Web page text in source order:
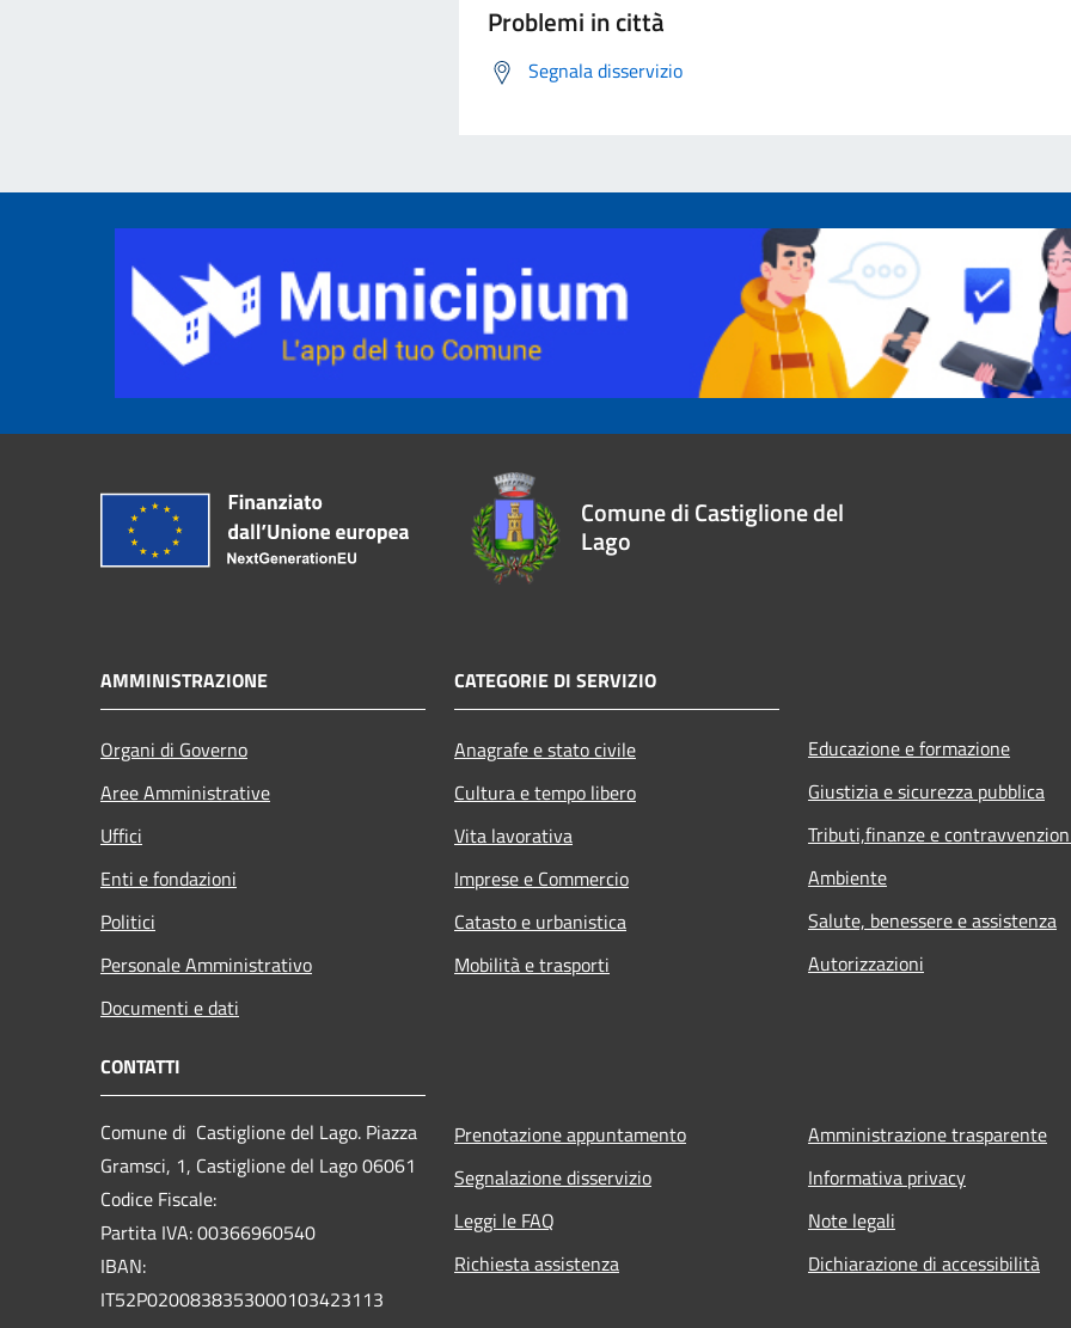
Problemi in città
Segnala disservizio
Comune di Castiglione del
Lago
AMMINISTRAZIONE
Organi di Governo
Aree Amministrative
Uffici
Enti e fondazioni
Politici
Personale Amministrativo
Documenti e dati
CATEGORIE DI SERVIZIO
Anagrafe e stato civile
Cultura e tempo libero
Vita lavorativa
Imprese e Commercio
Catasto e urbanistica
Mobilità e trasporti
Educazione e formazione
Giustizia e sicurezza pubblica
Tributi,finanze e
Ambiente
Salute, benessere e assistenza
Autorizzazioni
CONTATTI
Comune di Castiglione del Lago. Piazza
Gramsci, 1, Castiglione del Lago 06061
Codice Fiscale:
Partita IVA: 00366960540
IBAN:
IT52P0200838353000103423113
Prenotazione appuntamento
Segnalazione disservizio
Leggi le FAQ
Richiesta assistenza
Amministrazione trasparente
Informativa privacy
Note legali
Dichiarazione di accessibilità